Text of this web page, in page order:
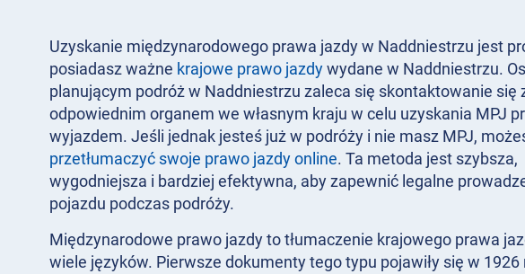
Uzyskanie międzynarodowego prawa jazdy w Naddniestrzu jest
posiadasz ważne krajowe prawo jazdywydane w Naddniestrzu.
planującym podróż w Naddniestrzu zaleca się skontaktowanie się
odpowiednim organem we własnym kraju w celu uzyskania MPJ
wyjazdem. Jeśli jednak jesteś już w podróży i nie masz MPJ,
przetłumaczyć swoje prawo jazdy online. Ta metoda jest szybsza,
wygodniejsza i bardziej efektywna, aby zapewnić legalne
pojazdu podczas podróży.
Międzynarodowe prawo jazdy to tłumaczenie krajowego prawa
wiele języków. Pierwsze dokumenty tego typu pojawiły się w 1926